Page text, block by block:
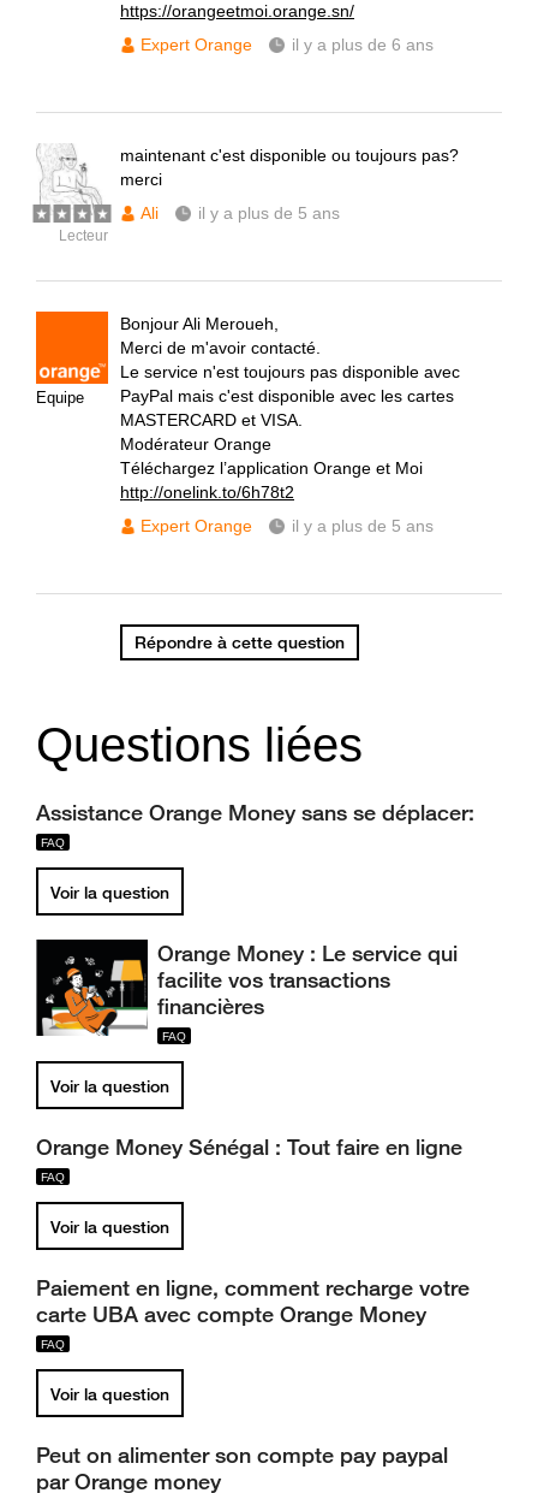
https://orangeetmoi.orange.sn/
Expert Orange
il y a plus de 6 ans
Lecteur
maintenant c'est disponible ou toujours pas?
merci
Ali
il y a plus de 5 ans
Equipe
Bonjour Ali Meroueh,
Merci de m'avoir contacté.
Le service n'est toujours pas disponible avec
PayPal mais c'est disponible avec les cartes
MASTERCARD et VISA.
Modérateur Orange
Téléchargez l’application Orange et Moi
http://onelink.to/6h78t2
Expert Orange
il y a plus de 5 ans
Répondre à cette question
Questions liées
Assistance Orange Money sans se déplacer:
Voir la question
Orange Money : Le service qui
facilite vos transactions
financières
Voir la question
Orange Money Sénégal : Tout faire en ligne
Voir la question
Paiement en ligne, comment recharge votre
carte UBA avec compte Orange Money
Voir la question
Peut on alimenter son compte pay paypal
par Orange money